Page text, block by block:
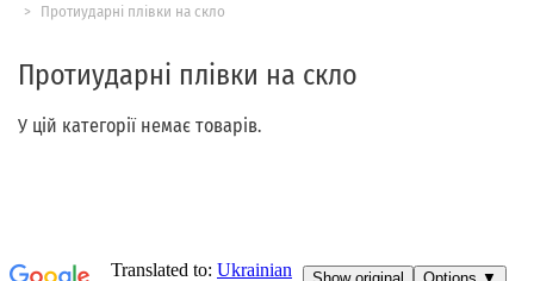
Протиударні плівки на скло
Протиударні плівки на скло
У цій категорії немає товарів.